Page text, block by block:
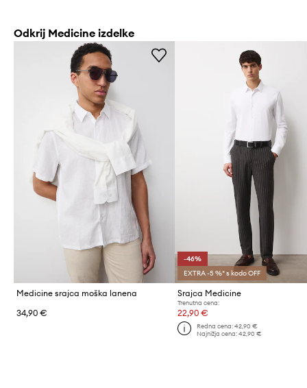
Odkrij Medicine izdelke
Medicine srajca moška lanena
34,90 €
-46%
EXTRA -5 %* s kodo OFF
Srajca Medicine
Trenutna cena:
22,90 €
Redna cena: 42,90 €
Najnižja cena: 42,90 €